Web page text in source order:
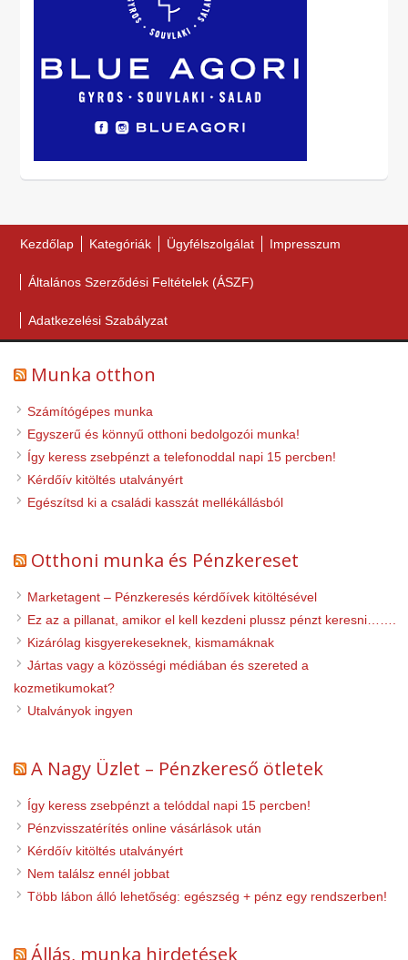
Kezdőlap Kategóriák Ügyfélszolgálat Impresszum
Általános Szerződési Feltételek (ÁSZF)
Adatkezelési Szabályzat
Munka otthon
Számítógépes munka
Egyszerű és könnyű otthoni bedolgozói munka!
Így keress zsebpénzt a telefonoddal napi 15 percben!
Kérdőív kitöltés utalványért
Egészítsd ki a családi kasszát mellékállásból
Otthoni munka és Pénzkereset
Marketagent – Pénzkeresés kérdőívek kitöltésével
Ez az a pillanat, amikor el kell kezdeni plussz pénzt keresni…….
Kizárólag kisgyerekeseknek, kismamáknak
Jártas vagy a közösségi médiában és szereted a
kozmetikumokat?
Utalványok ingyen
A Nagy Üzlet – Pénzkereső ötletek
Így keress zsebpénzt a telóddal napi 15 percben!
Pénzvisszatérítés online vásárlások után
Kérdőív kitöltés utalványért
Nem találsz ennél jobbat
Több lábon álló lehetőség: egészség + pénz egy rendszerben!
Állás, munka hirdetések